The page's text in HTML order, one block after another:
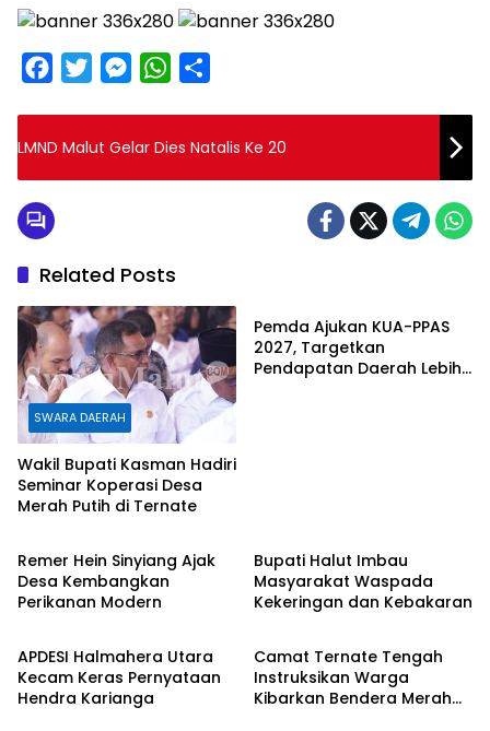
e
o
k
t
M
s
e
r
W
t
p
r
LMND Malut Gelar Dies Natalis Ke 20
Related Posts
SWARA DAERAH
Wakil Bupati Kasman Hadiri
Seminar Koperasi Desa
Merah Putih di Ternate
Pemda Ajukan KUA-PPAS
2027, Targetkan
Pendapatan Daerah Lebih
SWARA DAERAH
Remer Hein Sinyiang Ajak
Desa Kembangkan
Perikanan Modern
Bupati Halut Imbau
Masyarakat Waspada
Kekeringan dan Kebakaran
SWARA DAERAH
APDESI Halmahera Utara
Kecam Keras Pernyataan
Hendra Karianga
SWARA DAERAH
Camat Ternate Tengah
Instruksikan Warga
Kibarkan Bendera Merah